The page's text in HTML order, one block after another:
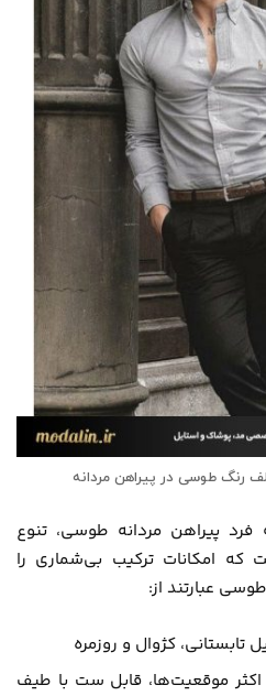
رنگ طوسی در پیراهن مردانه
پیراهن مردانه طوسی، تنوع
امکانات ترکیب بی‌شماری را
عبارتند از:
تابستانی، کژوال و روزمره
موقعیت‌ها، قابل ست با طیف